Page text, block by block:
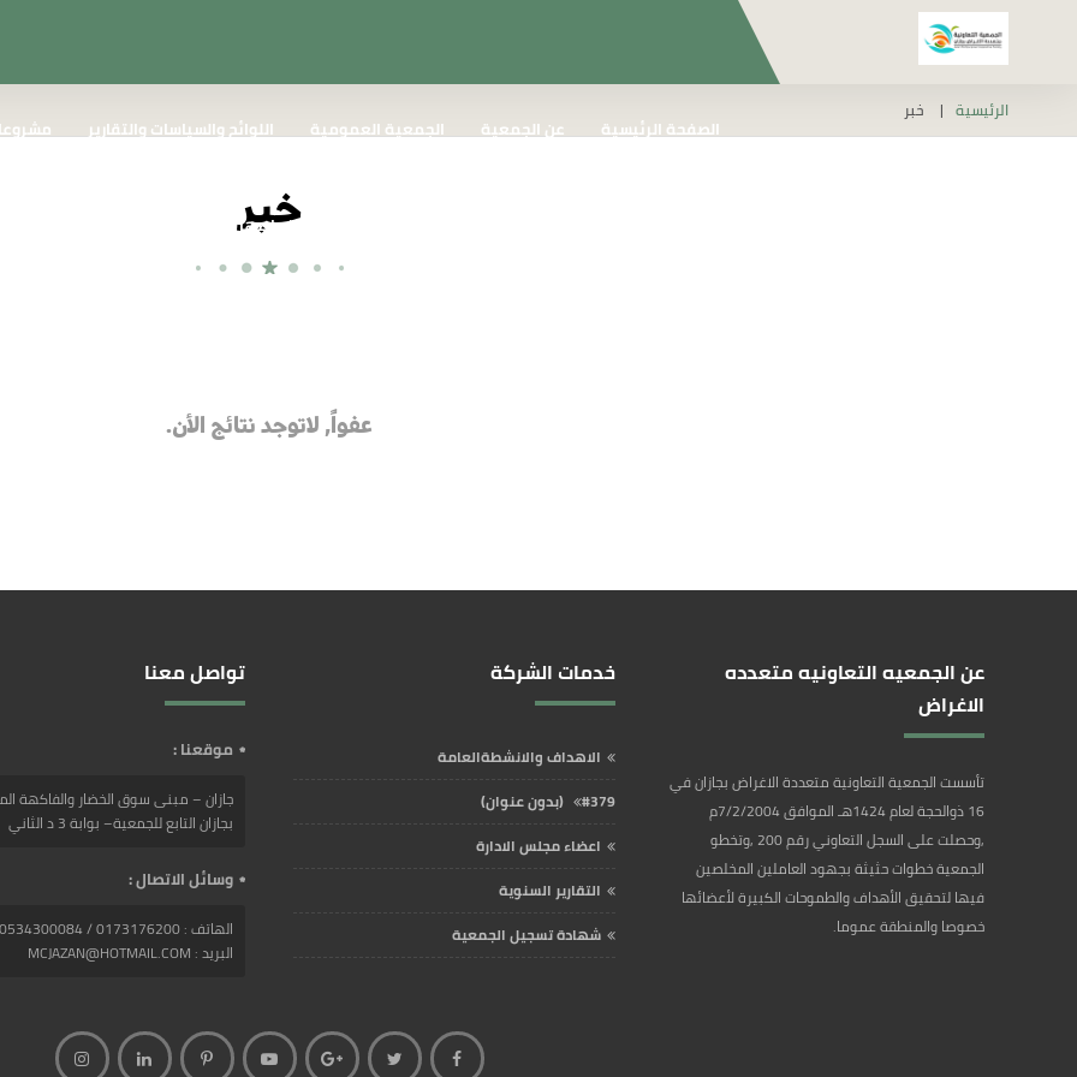
الصفحة الرئيسية عن الجمعية الجمعية العمومية اللوائح والسياسات والتقارير
اللجان واختصاصها
الرئيسية خبر
خبر
عفواً, لاتوجد نتائج الأن.
عن الجمعيه التعاونيه متعدده
الاغراض
تأسست الجمعية التعاونية متعددة الاغراض بجازان في
16 ذوالحجة لعام 1424هـ الموافق 7/2/2004م
,وحصلت على السجل التعاوني رقم 200 ,وتخطو
الجمعية خطوات حثيثة بجهود العاملين المخلصين
فيها لتحقيق الأهداف والطموحات الكبيرة لأعضائها
خصوصا والمنطقة عموما.
خدمات الشركة
الاهداف والانشطةالعامة
#379 (بدون عنوان)
اعضاء مجلس الادارة
التقارير السنوية
شهادة تسجيل الجمعية
تواصل معنا
موقعنا :
جازان – مبنى سوق الخضار والفاكهة
بجازان التابع للجمعية– بوابة 3 د الثاني
وسائل الاتصال :
الهاتف : 0173176200 / 0534300084
البريد : MCJAZAN@HOTMAIL.COM